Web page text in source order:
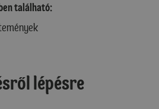
található:
lépésre